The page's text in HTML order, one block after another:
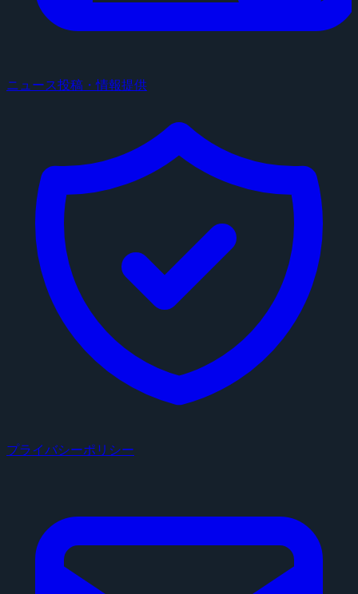
ニュース投稿・情報提供
プライバシーポリシー